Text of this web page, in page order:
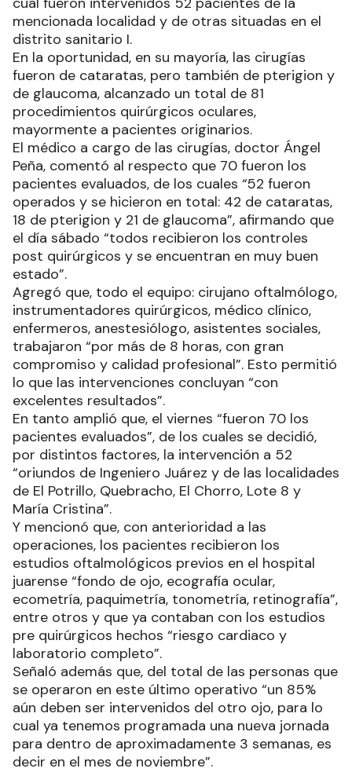
mencionada localidad y de otras situadas en el
distrito sanitario I.
En la oportunidad, en su mayoría, las cirugías
fueron de cataratas, pero también de pterigion y
de glaucoma, alcanzado un total de 81
procedimientos quirúrgicos oculares,
mayormente a pacientes originarios.
El médico a cargo de las cirugías, doctor Ángel
Peña, comentó al respecto que 70 fueron los
pacientes evaluados, de los cuales “52 fueron
operados y se hicieron en total: 42 de cataratas,
18 de pterigion y 21 de glaucoma”, afirmando que
el día sábado “todos recibieron los controles
post quirúrgicos y se encuentran en muy buen
estado”.
Agregó que, todo el equipo: cirujano oftalmólogo,
instrumentadores quirúrgicos, médico clínico,
enfermeros, anestesiólogo, asistentes sociales,
trabajaron “por más de 8 horas, con gran
compromiso y calidad profesional”. Esto permitió
lo que las intervenciones concluyan “con
excelentes resultados”.
En tanto amplió que, el viernes “fueron 70 los
pacientes evaluados”, de los cuales se decidió,
por distintos factores, la intervención a 52
“oriundos de Ingeniero Juárez y de las localidades
de El Potrillo, Quebracho, El Chorro, Lote 8 y
María Cristina”.
Y mencionó que, con anterioridad a las
operaciones, los pacientes recibieron los
estudios oftalmológicos previos en el hospital
juarense “fondo de ojo, ecografía ocular,
ecometría, paquimetría, tonometría, retinografía”,
entre otros y que ya contaban con los estudios
pre quirúrgicos hechos “riesgo cardiaco y
laboratorio completo”.
Señaló además que, del total de las personas que
se operaron en este último operativo “un 85%
aún deben ser intervenidos del otro ojo, para lo
cual ya tenemos programada una nueva jornada
para dentro de aproximadamente 3 semanas, es
decir en el mes de noviembre”.